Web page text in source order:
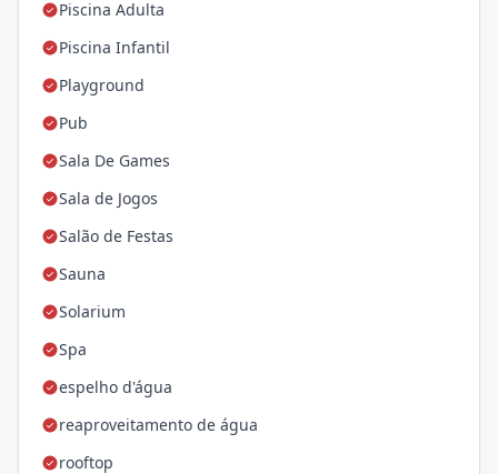
Piscina Adulta
Piscina Infantil
Playground
Pub
Sala De Games
Sala de Jogos
Salão de Festas
Sauna
Solarium
Spa
espelho d'água
reaproveitamento de água
rooftop